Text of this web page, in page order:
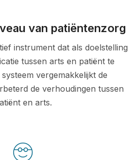
van patiëntenzorg
instrument dat als doelstelling
tussen arts en patiënt te
vergemakkelijkt de
de verhoudingen tussen
en arts.